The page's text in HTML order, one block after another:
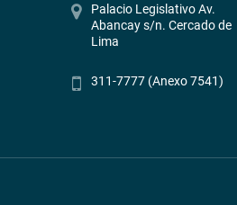
Palacio Legislativo Av.
Abancay s/n. Cercado de
Lima
311-7777 (Anexo 7541)